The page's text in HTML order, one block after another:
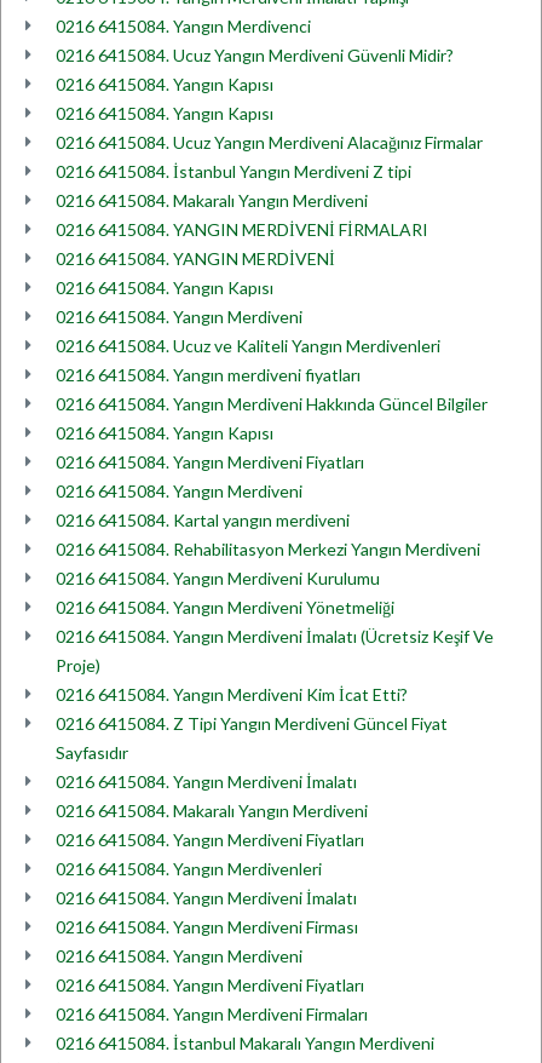
0216 6415084. Yangın Merdivenci
0216 6415084. Ucuz Yangın Merdiveni Güvenli Midir?
0216 6415084. Yangın Kapısı
0216 6415084. Yangın Kapısı
0216 6415084. Ucuz Yangın Merdiveni Alacağınız Firmalar
0216 6415084. İstanbul Yangın Merdiveni Z tipi
0216 6415084. Makaralı Yangın Merdiveni
0216 6415084. YANGIN MERDİVENİ FİRMALARI
0216 6415084. YANGIN MERDİVENİ
0216 6415084. Yangın Kapısı
0216 6415084. Yangın Merdiveni
0216 6415084. Ucuz ve Kaliteli Yangın Merdivenleri
0216 6415084. Yangın merdiveni fiyatları
0216 6415084. Yangın Merdiveni Hakkında Güncel Bilgiler
0216 6415084. Yangın Kapısı
0216 6415084. Yangın Merdiveni Fiyatları
0216 6415084. Yangın Merdiveni
0216 6415084. Kartal yangın merdiveni
0216 6415084. Rehabilitasyon Merkezi Yangın Merdiveni
0216 6415084. Yangın Merdiveni Kurulumu
0216 6415084. Yangın Merdiveni Yönetmeliği
0216 6415084. Yangın Merdiveni İmalatı (Ücretsiz Keşif Ve
Proje)
0216 6415084. Yangın Merdiveni Kim İcat Etti?
0216 6415084. Z Tipi Yangın Merdiveni Güncel Fiyat
Sayfasıdır
0216 6415084. Yangın Merdiveni İmalatı
0216 6415084. Makaralı Yangın Merdiveni
0216 6415084. Yangın Merdiveni Fiyatları
0216 6415084. Yangın Merdivenleri
0216 6415084. Yangın Merdiveni İmalatı
0216 6415084. Yangın Merdiveni Firması
0216 6415084. Yangın Merdiveni
0216 6415084. Yangın Merdiveni Fiyatları
0216 6415084. Yangın Merdiveni Firmaları
0216 6415084. İstanbul Makaralı Yangın Merdiveni